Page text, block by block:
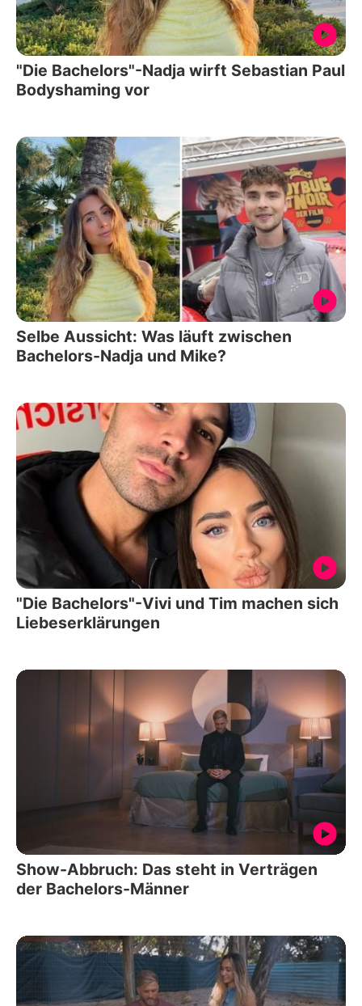
"Die Bachelors"-Nadja wirft Sebastian Paul
Bodyshaming vor
Selbe Aussicht: Was läuft zwischen
Bachelors-Nadja und Mike?
"Die Bachelors"-Vivi und Tim machen sich
Liebeserklärungen
Show-Abbruch: Das steht in Verträgen
der Bachelors-Männer